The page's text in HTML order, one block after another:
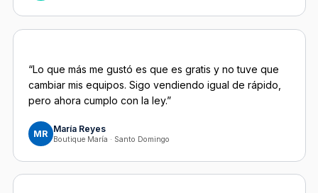
“Lo que más me gustó es que es gratis y no tuve que
cambiar mis equipos. Sigo vendiendo igual de rápido,
pero ahora cumplo con la ley.”
MR María Reyes
Boutique María · Santo Domingo